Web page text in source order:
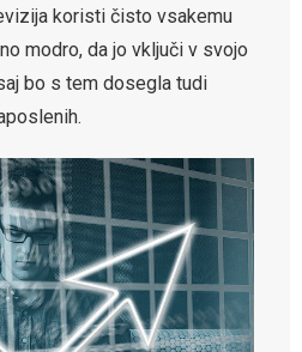
koristi čisto vsakemu
modro, da jo vključi v svojo
bo s tem dosegla tudi